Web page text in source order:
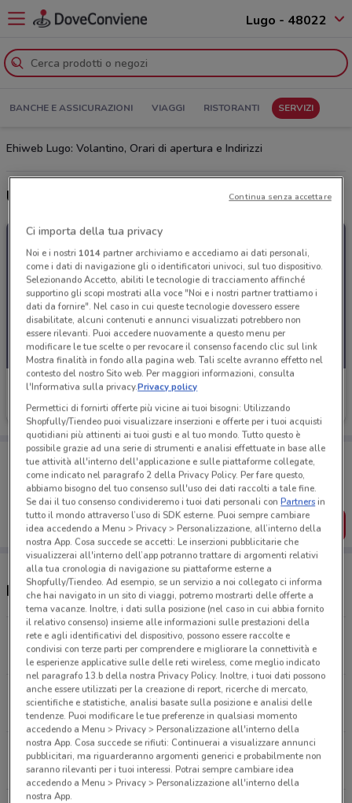
Lugo - 48022
BANCHE E ASSICURAZIONI VIAGGI RISTORANTI SERVIZI
Ehiweb Lugo: Volantino, Orari di apertura e Indirizzi
Ultime offerte del volantino Ehiweb
Ehiweb
Scade il 31/08
Porta DoveConviene sempre con te!
Puoi trovare le migliori offerte dei negozi vicino a te,
salvarle e creare la tua lista del risparmio, comodamente
dal tuo cellulare.
SCARICA L’APP
Negozi Ehiweb a Lugo
Via Madonna, 22 Bagnara Di Romagna
7.1 km
Via Granarolo, 175/3 Faenza
12.5 km
Via Risorgimento, 22 Faenza
15.1 km
Ci importa della tua privacy
Noi e i nostri 1014partner archiviamo e accediamo ai dati personali,
come i dati di navigazione gli o identificatori univoci, sul tuo dispositivo.
Selezionando Accetto, abiliti le tecnologie di tracciamento affinché
supportino gli scopi mostrati alla voce "Noi e i nostri partner trattiamo i
dati da fornire". Nel caso in cui queste tecnologie dovessero essere
disabilitate, alcuni contenuti e annunci visualizzati potrebbero non
essere rilevanti. Puoi accedere nuovamente a questo menu per
modificare le tue scelte o per revocare il consenso facendo clic sul link
Mostra finalità in fondo alla pagina web. Tali scelte avranno effetto nel
contesto del nostro Sito web. Per maggiori informazioni, consulta
l'Informativa sulla privacy.Privacy policy
Permettici di fornirti offerte più vicine ai tuoi bisogni: Utilizzando
Shopfully/Tiendeo puoi visualizzare inserzioni e offerte per i tuoi acquisti
quotidiani più attinenti ai tuoi gusti e al tuo mondo. Tutto questo è
possibile grazie ad una serie di strumenti e analisi effettuate in base alle
tue attività all'interno dell'applicazione e sulle piattaforme collegate,
come indicato nel paragrafo 2 della Privacy Policy. Per fare questo,
abbiamo bisogno del tuo consenso sull'uso dei dati raccolti a tale fine.
Se dai il tuo consenso condivideremo i tuoi dati personali conPartnersin
tutto il mondo attraverso l’uso di SDK esterne. Puoi sempre cambiare
idea accedendo a Menu > Privacy > Personalizzazione, all’interno della
nostra App. Cosa succede se accetti: Le inserzioni pubblicitarie che
visualizzerai all'interno dell’app potranno trattare di argomenti relativi
alla tua cronologia di navigazione su piattaforme esterne a
Shopfully/Tiendeo. Ad esempio, se un servizio a noi collegato ci informa
che hai navigato in un sito di viaggi, potremo mostrarti delle offerte a
tema vacanze. Inoltre, i dati sulla posizione (nel caso in cui abbia fornito
il relativo consenso) insieme alle informazioni sulle prestazioni della
rete e agli identificativi del dispositivo, possono essere raccolte e
condivisi con terze parti per comprendere e migliorare la connettività e
le esperienze applicative sulle delle reti wireless, come meglio indicato
nel paragrafo 13.b della nostra Privacy Policy. Inoltre, i tuoi dati possono
anche essere utilizzati per la creazione di report, ricerche di mercato,
scientifiche e statistiche, analisi basate sulla posizione e analisi delle
tendenze. Puoi modificare le tue preferenze in qualsiasi momento
accedendo a Menu > Privacy > Personalizzazione all'interno della
nostra App. Cosa succede se rifiuti: Continuerai a visualizzare annunci
pubblicitari, ma riguarderanno argomenti generici e probabilmente non
saranno rilevanti per i tuoi interessi. Potrai sempre cambiare idea
accedendo a Menu > Privacy > Personalizzazione all'interno della
nostra App.
Continua senza accettare